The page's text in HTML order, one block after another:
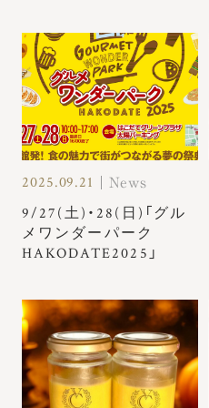
2025.09.21 News
9/27(土)・28(日)「グル
メワンダーパーク
HAKODATE2025」